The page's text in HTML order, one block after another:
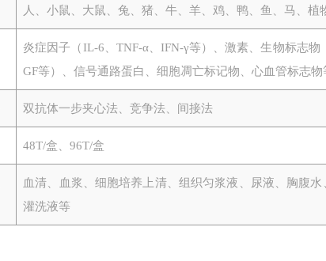
人、小鼠、大鼠、兔、猪、牛、羊、鸡、鸭、鱼、马、植
炎症因子（ IL-6、TNF-α、IFN-γ等）、激素、生物标志物
GF等）、信号通路蛋白、细胞凋亡标记物、心血管标志物
双抗体一步夹心法、竞争法、间接法
48T/盒、96T/盒
血清、血浆、细胞培养上清、组织匀浆液、尿液、胸腹水
灌洗液等